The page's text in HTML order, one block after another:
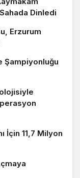
Dinledi
Erzurum
Şampiyonluğu
İçin 11,7 Milyon